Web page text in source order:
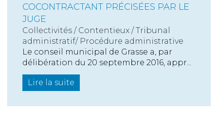
COCONTRACTANT PRÉCISÉES PAR LE
JUGE
Collectivités / Contentieux /Tribunal
administratif/ Procédure administrative
Le conseil municipal de Grasse a, par
délibération du 20 septembre 2016, appr...
Lire la suite